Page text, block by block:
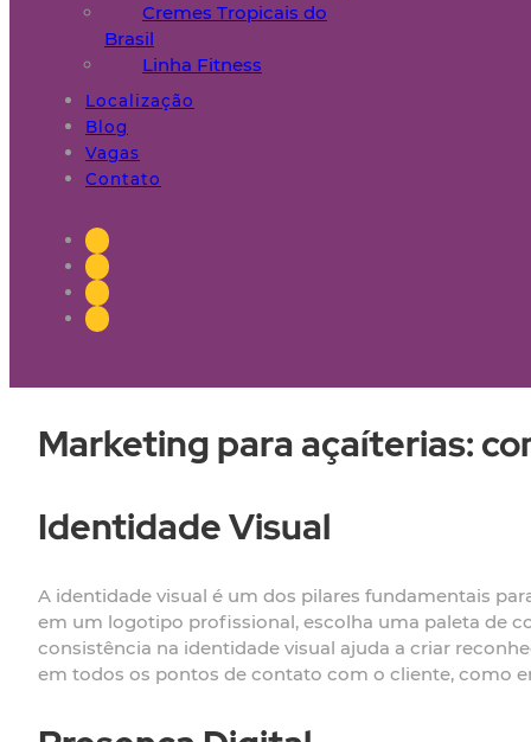
Cremes Tropicais do
Brasil
Linha Fitness
Localização
Blog
Vagas
Contato
Marketing para açaíterias:
Identidade Visual
A identidade visual é um dos pilares fundamentais
em um logotipo profissional, escolha uma paleta de
consistência na identidade visual ajuda a criar
em todos os pontos de contato com o cliente, como